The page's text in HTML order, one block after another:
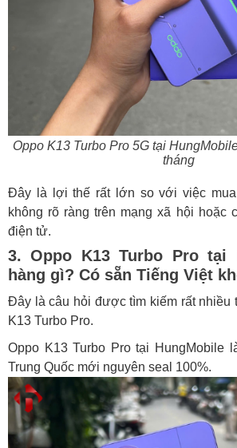
Oppo K13 Turbo Pro 5G tại
tháng
Đây là lợi thế rất lớn so với việc
không rõ ràng trên mạng xã hội hoặc
điện tử.
3. Oppo K13 Turbo Pro tại
hàng gì? Có sẵn Tiếng Việt
Đây là câu hỏi được tìm kiếm rất nhiều
K13 Turbo Pro.
Oppo K13 Turbo Pro tại HungMobile
Trung Quốc mới nguyên seal 100%.